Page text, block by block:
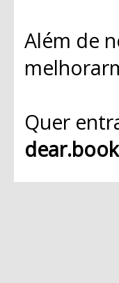
Além de
Quer